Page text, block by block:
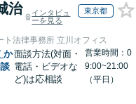
治
インタビュ
ーを見る
東京都
ト法律事務所 立川オフィス
か面談方法(対面・
電話・ビデオな
ど)は応相談
営業時間：0
9:00~21:00
（平日）